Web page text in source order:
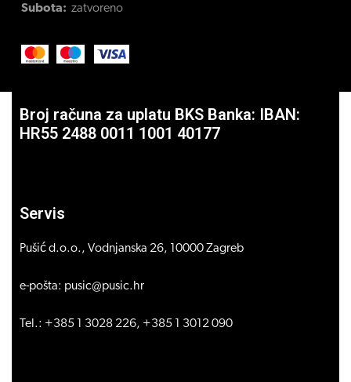
Subota: zatvoreno
Broj računa za uplatu BKS Banka: IBAN:
HR55 2488 0011 1001 40177
Servis
Pušić d.o.o., Vodnjanska 26, 10000 Zagreb
e-pošta: pusic@pusic.hr
Tel.: +385 1 3028 226, +385 1 3012 090